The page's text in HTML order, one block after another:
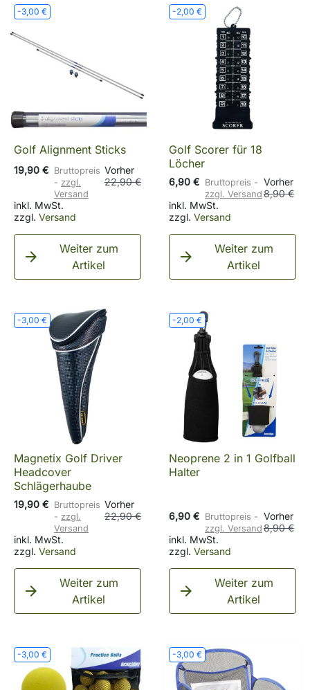
-3,00 €
Golf Alignment Sticks
19,90 € Bruttopreis
zzgl.
Versand
Vorher
22,90 €
inkl. MwSt.
zzgl. Versand

Weiter zum
Artikel
-2,00 €
Golf Scorer für 18
Löcher
6,90 € Bruttopreis
zzgl. Versand
Vorher
8,90 €
inkl. MwSt.
zzgl. Versand

Weiter zum
Artikel
-3,00 €
Magnetix Golf Driver
Headcover
Schlägerhaube
19,90 € Bruttopreis
zzgl.
Versand
Vorher
22,90 €
inkl. MwSt.
zzgl. Versand

Weiter zum
Artikel
-2,00 €
Neoprene 2 in 1 Golfball
Halter
6,90 € Bruttopreis
zzgl. Versand
Vorher
8,90 €
inkl. MwSt.
zzgl. Versand

Weiter zum
Artikel
-3,00 € -3,00 €